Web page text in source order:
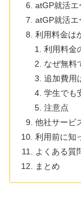
atGP就活エ
atGP就活エ
利用料金は
利用料金
なぜ無料
追加費用
学生でも
注意点
他社サービ
利用前に知
よくある質
まとめ